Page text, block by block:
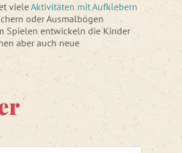
vieleAktivitäten mit Aufklebern
oder Ausmalbögen
Spielen entwickeln die Kinder
aber auch neue